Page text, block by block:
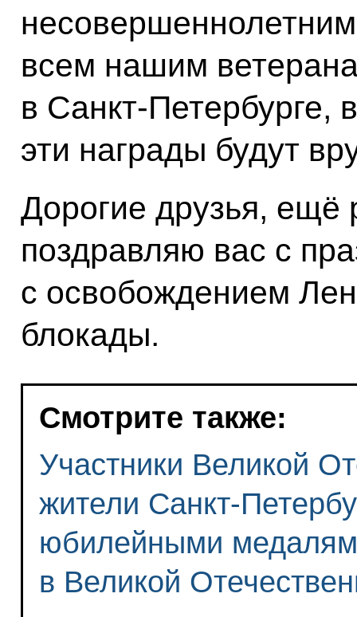
всем нашим
в Санкт-Петербурге,
эти награды будут
Дорогие друзья, ещё
поздравляю вас с
с освобождением
блокады.
Смотрите также:
Участники Великой
жители Санкт-
юбилейными
в Великой